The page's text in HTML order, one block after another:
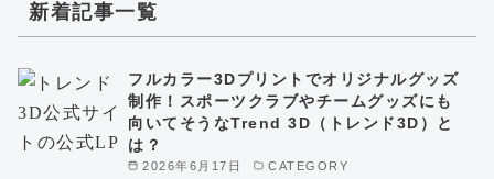
新着記事一覧
2026年6月17日 CATEGORY
フルカラー3Dプリントでオリジナルグッズ
制作！スポーツクラブやチームグッズにも
向いてそうなTrend 3D（トレンド3D）と
は？